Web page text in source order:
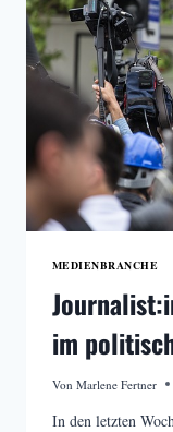
MEDIENBRANCHE
im
Von Marlene Fertner
In den letzten